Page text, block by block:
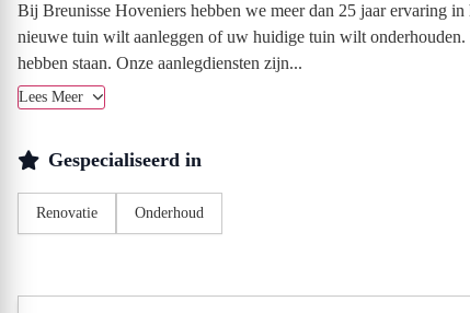
Bij Breunisse Hoveniers hebben we meer dan 25 jaar ervaring
nieuwe tuin wilt aanleggen of uw huidige tuin wilt
hebben staan. Onze aanlegdiensten zijn...
Lees Meer
Gespecialiseerd in
Renovatie Onderhoud